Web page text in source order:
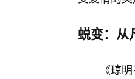
蜕变：从
《琼